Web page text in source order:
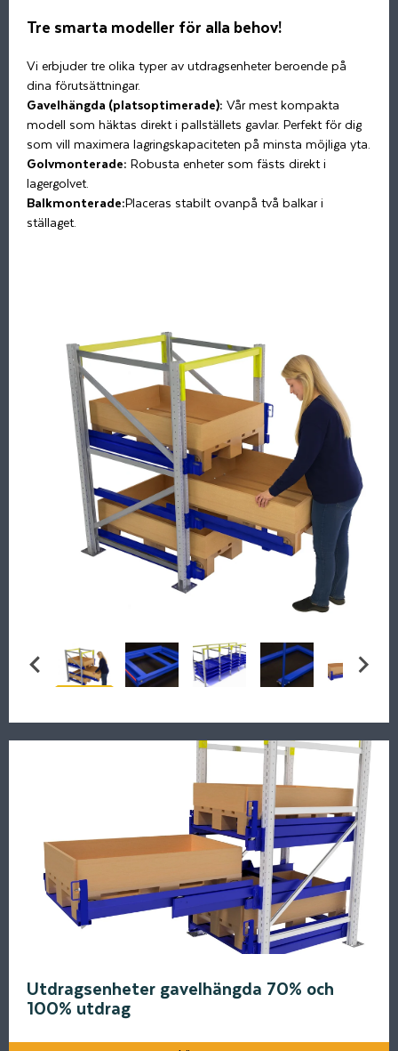
Tre smarta modeller för alla behov!
Vi erbjuder tre olika typer av utdragsenheter beroende på
dina förutsättningar.
Gavelhängda (platsoptimerade): Vår mest kompakta
modell som häktas direkt i pallställets gavlar. Perfekt för dig
som vill maximera lagringskapaciteten på minsta möjliga yta.
Golvmonterade: Robusta enheter som fästs direkt i
lagergolvet.
Balkmonterade:Placeras stabilt ovanpå två balkar i
ställaget.
Utdragsenheter gavelhängda 70% och
100% utdrag